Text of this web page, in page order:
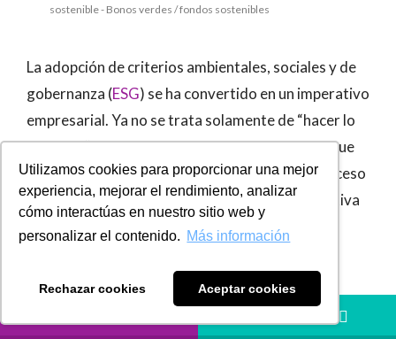
Utilizamos cookies para proporcionar una mejor
experiencia, mejorar el rendimiento, analizar
cómo interactúas en nuestro sitio web y
personalizar el contenido. Más información
Rechazar cookies Aceptar cookies
sostenible - Bonos verdes / fondos sostenibles
La adopción de criterios ambientales, sociales y de
gobernanza (ESG) se ha convertido en un imperativo
empresarial. Ya no se trata solamente de “hacer lo
correcto”, sino de implementar una estrategia que
genera valor tangible: mejora de reputación, acceso
a capital, reducción de riesgos, eficiencia operativa
y retención de talento.
Este enfoque responde a una nueva lógica de
mercado, donde la sostenibilidad es vista como un
activo estratégico.